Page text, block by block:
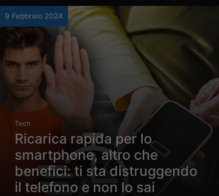
9 Febbraio 2024
Tech
Ricarica rapida per lo
smartphone, altro che
benefici: ti sta distruggendo
il telefono e non lo sai